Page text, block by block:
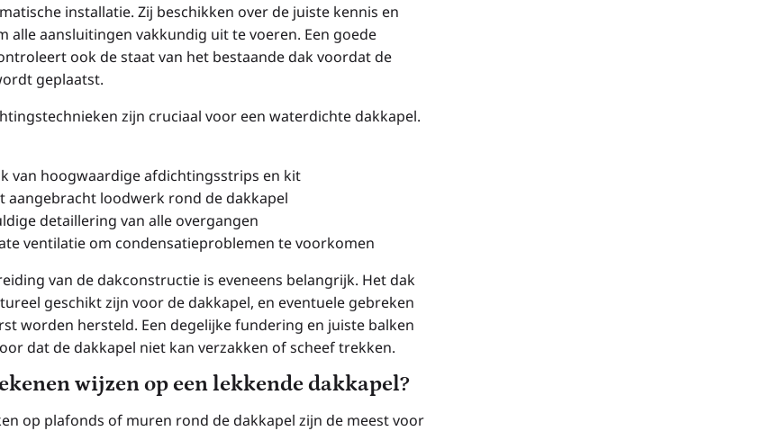
installatie. Zij beschikken over de juiste kennis en
alle aansluitingen vakkundig uit te voeren. Een goede
ook de staat van het bestaande dak voordat de
geplaatst.
zijn cruciaal voor een waterdichte dakkapel.
van hoogwaardige afdichtingsstrips en kit
aangebracht loodwerk rond de dakkapel
detaillering van alle overgangen
ventilatie om condensatieproblemen te voorkomen
van de dakconstructie is eveneens belangrijk. Het dak
geschikt zijn voor de dakkapel, en eventuele gebreken
worden hersteld. Een degelijke fundering en juiste balken
dat de dakkapel niet kan verzakken of scheef trekken.
wijzen op een lekkende dakkapel?
op plafonds of muren rond de dakkapel zijn de meest voor